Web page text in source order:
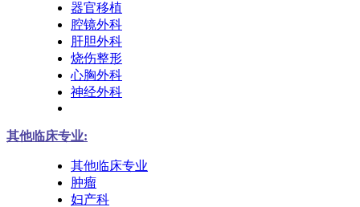
器官移植
腔镜外科
肝胆外科
烧伤整形
心胸外科
神经外科
其他临床专业:
其他临床专业
肿瘤
妇产科